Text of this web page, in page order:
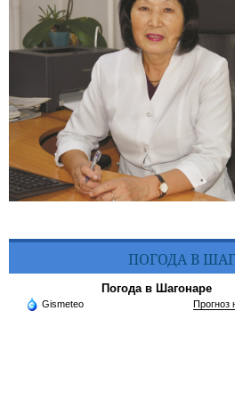
ПОГОДА В
Погода в Шагонаре
Gismeteo Прогноз